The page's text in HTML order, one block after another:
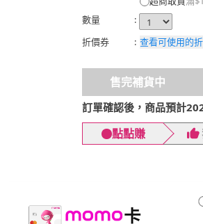
數量
:
折價券
: 查看可使用的
售完補貨中
訂單確認後，商品預計
點點賺